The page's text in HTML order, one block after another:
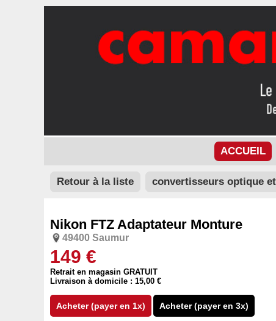
ACCUEIL
Retour à la liste convertisseurs optique
Nikon FTZ Adaptateur Monture
49400 Saumur
149 €
Retrait en magasin GRATUIT
Livraison à domicile : 15,00 €
Acheter (payer en 1x) Acheter (payer en 3x)